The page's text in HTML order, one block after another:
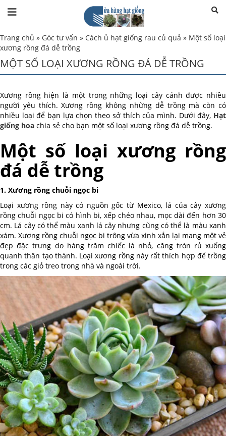
Trang chủ » Góc tư vấn » Cách ủ hạt giống rau củ quả » Một số loại
xương rồng đá dễ trồng
MỘT SỐ LOẠI XƯƠNG RỒNG ĐÁ DỄ TRỒNG
Xương rồng hiện là một trong những loại cây cảnh được nhiều
người yêu thích. Xương rồng không những dễ trồng mà còn có
nhiều loại để bạn lựa chọn theo sở thích của mình. Dưới đây, Hạt
giống hoa chia sẻ cho bạn một số loại xương rồng đá dễ trồng.
Một số loại xương rồng
đá dễ trồng
1. Xương rồng chuỗi ngọc bi
Loại xương rồng này có nguồn gốc từ Mexico, lá của cây xương
rồng chuỗi ngọc bi có hình bi, xếp chéo nhau, mọc dài đến hơn 30
cm. Lá cây có thể màu xanh lá cây nhưng cũng có thể là màu xanh
xám. Xương rồng chuỗi ngọc bi trông vừa xinh xắn lại mang một vẻ
đẹp đặc trưng do hàng trăm chiếc lá nhỏ, căng tròn rủ xuống
quanh thân tạo thành. Loại xương rồng này rất thích hợp để trồng
trong các giỏ treo trong nhà và ngoài trời.